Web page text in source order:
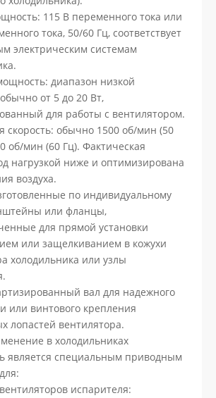
115 В переменного тока или
тока, 50/60 Гц, соответствует
электрическим системам
диапазон низкой
от 5 до 20 Вт,
для работы с вентилятором.
скорость: обычно 1500 об/мин (50
об/мин (60 Гц). Фактическая
нагрузкой ниже и оптимизирована
воздуха.
по индивидуальному
или фланцы,
для прямой установки
или защелкиванием в кожухи
холодильника или узлы
вал для надежного
или винтового крепления
лопастей вентилятора.
в холодильниках
является специальным приводным
испарителя: